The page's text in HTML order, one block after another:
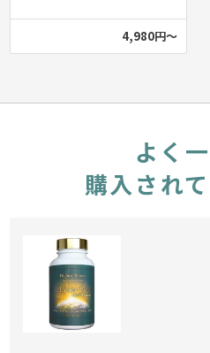
4,980円～
よく
購入され